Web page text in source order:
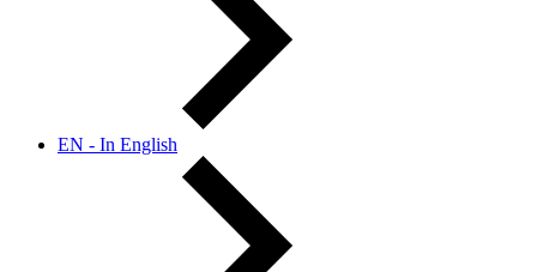
EN - In English